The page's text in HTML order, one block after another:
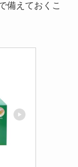
備えておくこ